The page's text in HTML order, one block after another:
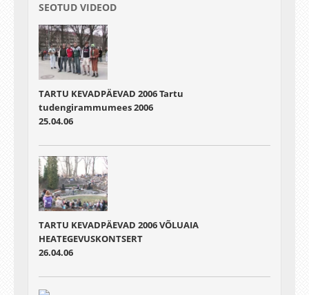
SEOTUD VIDEOD
TARTU KEVADPÄEVAD 2006 Tartu
tudengirammumees 2006
25.04.06
TARTU KEVADPÄEVAD 2006 VÕLUAIA
HEATEGEVUSKONTSERT
26.04.06